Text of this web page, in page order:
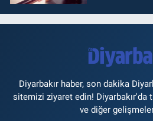
Diyarbakır haber, son dakika
sitemizi ziyaret edin! Diyarbakır'da
ve diğer